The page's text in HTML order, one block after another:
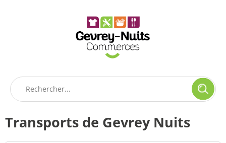
Transports de Gevrey Nuits